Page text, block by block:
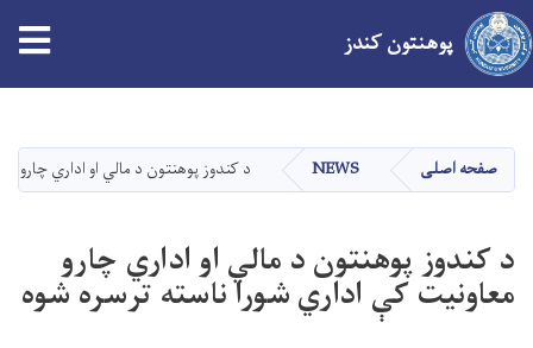
main
content
پوهنتون کندز
صفحه اصلی NEWS د کندوز پوهنتون د مالي او اداري چارو
د کندوز پوهنتون د مالي او اداري چارو
معاونیت کې اداري شورا ناسته ترسره شوه